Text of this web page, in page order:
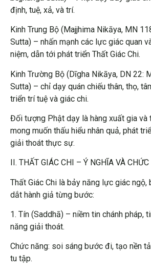
định, tuệ, xả, và trí.
Kinh Trung Bộ (Majjhima Nikāya, MN
Sutta) – nhấn mạnh các lực giác quan
niệm, dẫn tới phát triển Thất Giác Chi.
Kinh Trường Bộ (Dīgha Nikāya, DN 22:
Sutta) – chỉ dạy quán chiếu thân, thọ,
triển trí tuệ và giác chi.
Đối tượng Phật dạy là hàng xuất gia và
mong muốn thấu hiểu nhân quả, phát
giải thoát thực sự.
II. THẤT GIÁC CHI – Ý NGHĨA VÀ
Thất Giác Chi là bảy năng lực giác ngộ,
dắt hành giả từng bước:
1. Tín (Saddhā) – niềm tin chánh pháp,
năng giải thoát.
Chức năng: soi sáng bước đi, tạo nền
tu tập.